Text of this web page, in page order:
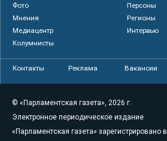
Фото
Персоны
Мнения
Регионы
Медиацентр
Интервью
Колумнисты
Контакты Реклама Вакансии
© «Парламентская газета», 2026 г.
Электронное периодическое издание
«Парламентская газета» зарегистрировано в